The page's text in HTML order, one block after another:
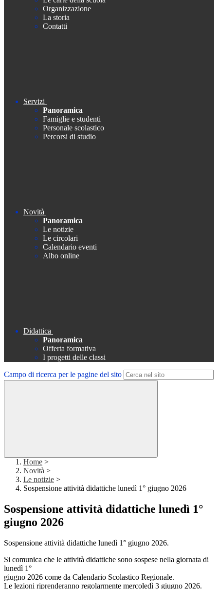
Organizzazione
La storia
Contatti
Servizi
Panoramica
Famiglie e studenti
Personale scolastico
Percorsi di studio
Novità
Panoramica
Le notizie
Le circolari
Calendario eventi
Albo online
Didattica
Panoramica
Offerta formativa
I progetti delle classi
Campo di ricerca per le pagine del sito
Home >
Novità >
Le notizie >
Sospensione attività didattiche lunedì 1° giugno 2026
Sospensione attività didattiche lunedì 1°
giugno 2026
Sospensione attività didattiche lunedì 1° giugno 2026.
Si comunica che le attività didattiche sono sospese nella giornata di
lunedì 1°
giugno 2026 come da Calendario Scolastico Regionale.
Le lezioni riprenderanno regolarmente mercoledì 3 giugno 2026.